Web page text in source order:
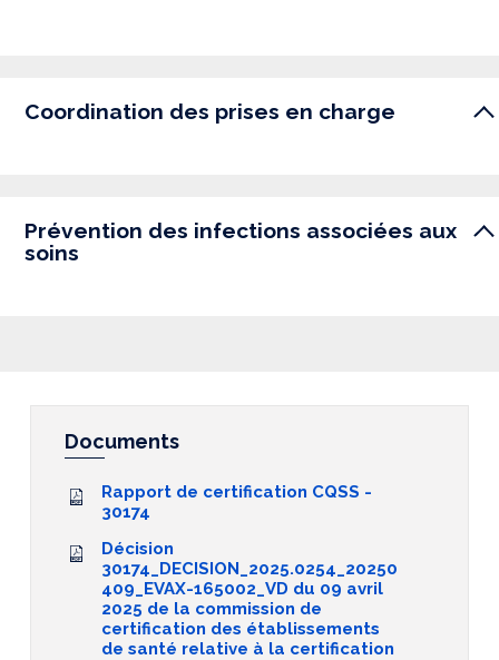
Coordination des prises en charge
Prévention des infections associées aux
soins
Documents
Rapport de certification CQSS -
30174
Décision
30174_DECISION_2025.0254_20250
409_EVAX-165002_VD du 09 avril
2025 de la commission de
certification des établissements
de santé relative à la certification